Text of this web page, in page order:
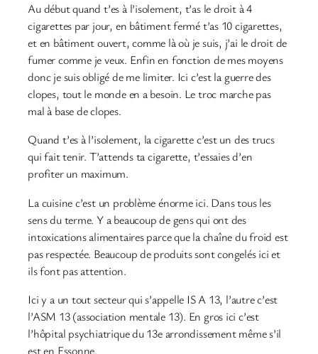
Au début quand t’es à l’isolement, t’as le droit à 4
cigarettes par jour, en bâtiment fermé t’as 10 cigarettes,
et en bâtiment ouvert, comme là où je suis, j’ai le droit de
fumer comme je veux. Enfin en fonction de mes moyens
donc je suis obligé de me limiter. Ici c’est la guerre des
clopes, tout le monde en a besoin. Le troc marche pas
mal à base de clopes.
Quand t’es à l’isolement, la cigarette c’est un des trucs
qui fait tenir. T’attends ta cigarette, t’essaies d’en
profiter un maximum.
La cuisine c’est un problème énorme ici. Dans tous les
sens du terme. Y a beaucoup de gens qui ont des
intoxications alimentaires parce que la chaîne du froid est
pas respectée. Beaucoup de produits sont congelés ici et
ils font pas attention.
Ici y a un tout secteur qui s’appelle IS A 13, l’autre c’est
l’ASM 13 (association mentale 13). En gros ici c’est
l’hôpital psychiatrique du 13e arrondissement même s’il
est en Essonne.